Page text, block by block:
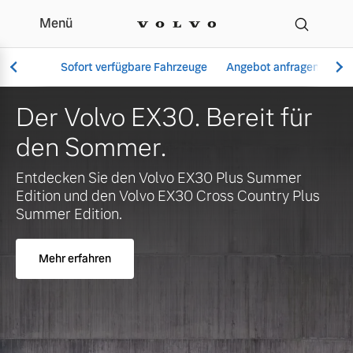
Ihr Volvo Händler in
Menü
Sofort verfügbare Fahrzeuge Angebot anfragen
Vollelektrisch
6 Modelle
Plug-in Hybrid
Geschäftskunden
Unser Team
Der Volvo EX30. Bereit für
den Sommer.
Entdecken Sie den Volvo EX30 Plus Summer
Edition und den Volvo EX30 Cross Country Plus
Summer Edition.
Mehr erfahren